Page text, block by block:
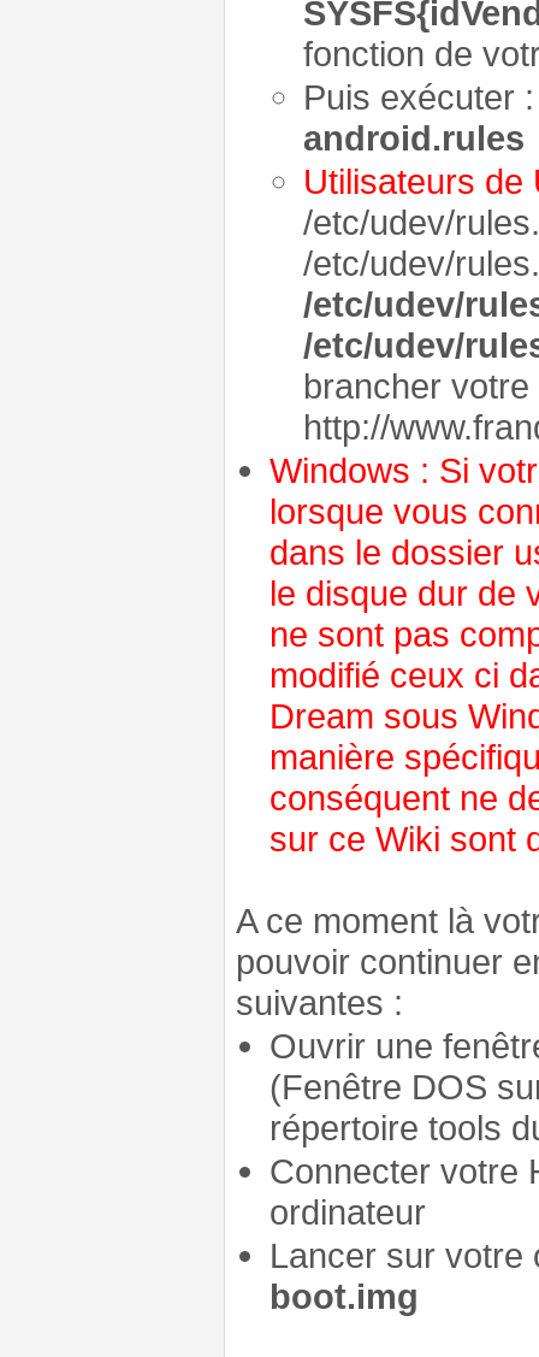
fonction de
Puis exécuter
android.rules
Utilisateurs de
/etc/udev/
/etc/udev/
/etc/udev/
/etc/udev/
brancher
http://
Windows : Si
lorsque vous
dans le dossier
le disque dur de
ne sont pas
modifié ceux ci
Dream sous
manière
conséquent ne
sur ce Wiki sont
A ce moment là
pouvoir continuer
suivantes :
Ouvrir une
(Fenêtre DOS
répertoire tools
Connecter votre
ordinateur
Lancer sur
boot.img